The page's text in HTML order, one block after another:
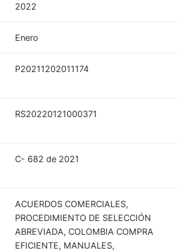
2022
Enero
P20211202011174
RS20220121000371
C- 682 de 2021
ACUERDOS COMERCIALES,
PROCEDIMIENTO DE SELECCIÓN
ABREVIADA, COLOMBIA COMPRA
EFICIENTE, MANUALES,